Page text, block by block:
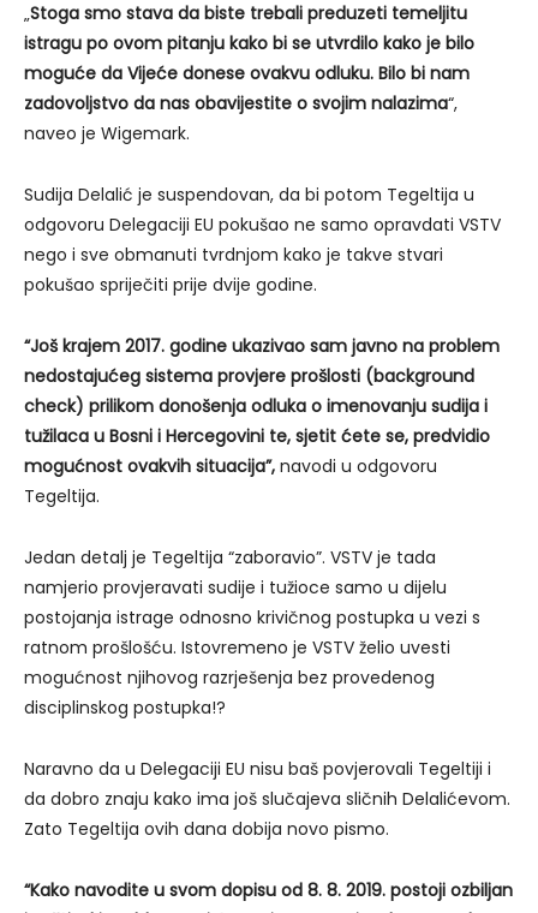
„Stoga smo stava da biste trebali preduzeti temeljitu
istragu po ovom pitanju kako bi se utvrdilo kako je bilo
moguće da Vijeće donese ovakvu odluku. Bilo bi nam
zadovoljstvo da nas obavijestite o svojim nalazima“,
naveo je Wigemark.
Sudija Delalić je suspendovan, da bi potom Tegeltija u
odgovoru Delegaciji EU pokušao ne samo opravdati VSTV
nego i sve obmanuti tvrdnjom kako je takve stvari
pokušao spriječiti prije dvije godine.
“Još krajem 2017. godine ukazivao sam javno na problem
nedostajućeg sistema provjere prošlosti (background
check) prilikom donošenja odluka o imenovanju sudija i
tužilaca u Bosni i Hercegovini te, sjetit ćete se, predvidio
mogućnost ovakvih situacija”, navodi u odgovoru
Tegeltija.
Jedan detalj je Tegeltija “zaboravio”. VSTV je tada
namjerio provjeravati sudije i tužioce samo u dijelu
postojanja istrage odnosno krivičnog postupka u vezi s
ratnom prošlošću. Istovremeno je VSTV želio uvesti
mogućnost njihovog razrješenja bez provedenog
disciplinskog postupka!?
Naravno da u Delegaciji EU nisu baš povjerovali Tegeltiji i
da dobro znaju kako ima još slučajeva sličnih Delalićevom.
Zato Tegeltija ovih dana dobija novo pismo.
“Kako navodite u svom dopisu od 8. 8. 2019. postoji ozbiljan